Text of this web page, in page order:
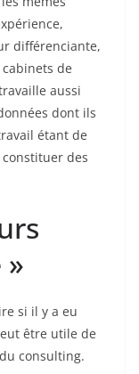
différenciante,
de
aussi
dont ils
étant de
des
»
si il y a eu
être utile de
consulting.